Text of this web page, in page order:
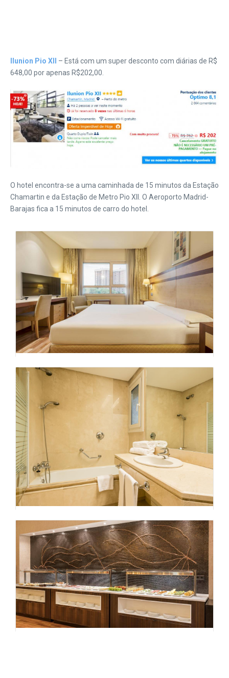
Ilunion Pio XII
– Está com um super desconto com diárias de R$
648,00 por apenas R$202,00.
O hotel encontra-se a uma caminhada de 15 minutos da Estação
Chamartin e da Estação de Metro Pio XII. O Aeroporto Madrid-
Barajas fica a 15 minutos de carro do hotel.